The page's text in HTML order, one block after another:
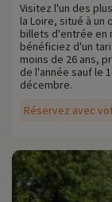
Réservez avec
Visitez l'un des
la Loire, situé à un
billets d'entrée en
bénéficiez d'un
moins de 26 ans,
de l'année sauf le
décembre.